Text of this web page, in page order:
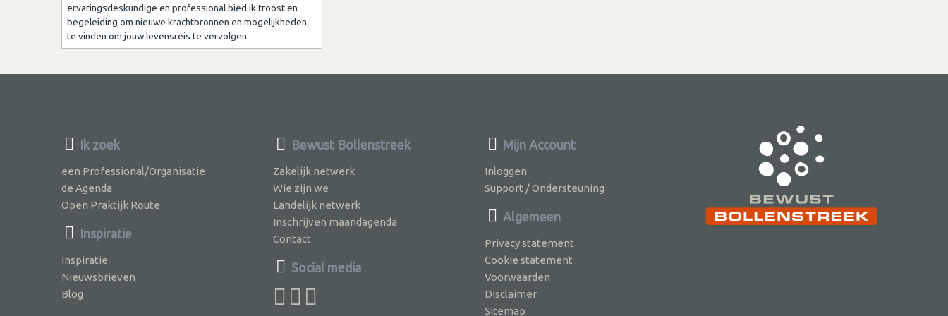
ervaringsdeskundige en professional bied ik troost en
begeleiding om nieuwe krachtbronnen en mogelijkheden
te vinden om jouw levensreis te vervolgen.
Ik zoek
een Professional/Organisatie
de Agenda
Open Praktijk Route
Inspiratie
Inspiratie
Nieuwsbrieven
Blog
Bewust Bollenstreek
Zakelijk netwerk
Wie zijn we
Landelijk netwerk
Inschrijven maandagenda
Contact
Social media
Mijn Account
Inloggen
Support / Ondersteuning
Algemeen
Privacy statement
Cookie statement
Voorwaarden
Disclaimer
Sitemap